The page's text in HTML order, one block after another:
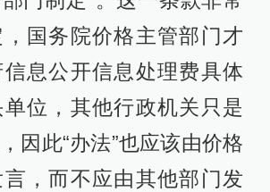
国务院价格主管部门才
息公开信息处理费具体
位，其他行政机关只是
因此“办法”也应该由价格
，而不应由其他部门发